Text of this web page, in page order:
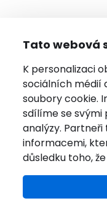
Tato webová
K personalizaci
sociálních médií
soubory cookie.
sdílíme se svými
analýzy.
informacemi,
důsledku toho,